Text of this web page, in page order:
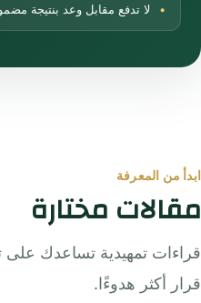
لا تدفع مقابل وعد بنتيجة
ابدأ من المعرفة
مقالات مختارة
قراءات تمهيدية تساعدك
قرار أكثر هدوءًا.